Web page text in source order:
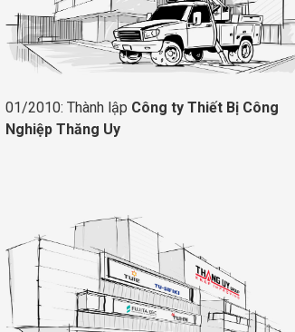
01/2010: Thành lập Công ty Thiết Bị Công
Nghiệp Thăng Uy